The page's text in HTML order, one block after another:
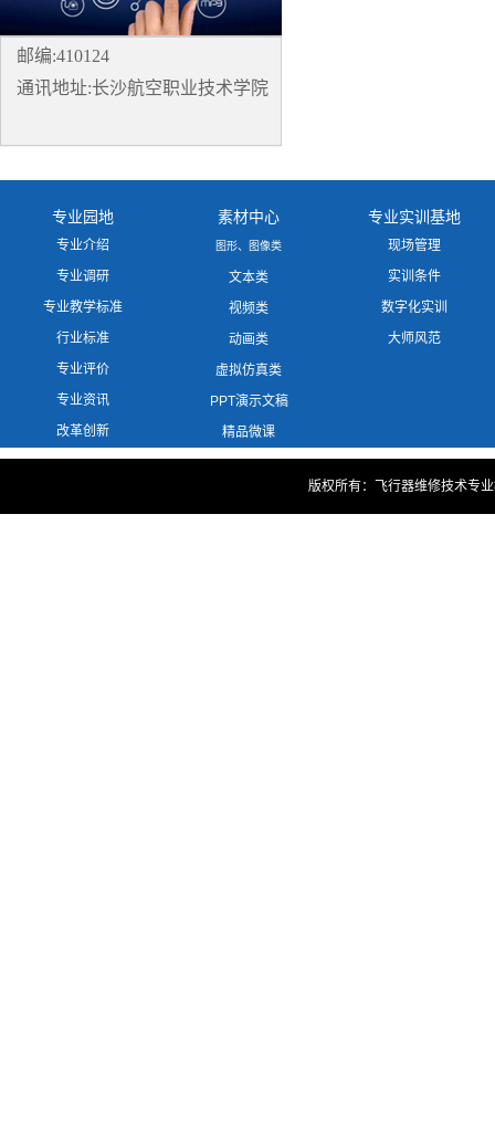
邮编:410124
通讯地址:长沙航空职业技术学院
专业园地
专业介绍
专业调研
专业教学标准
行业标准
专业评价
专业资讯
改革创新
素材中心
图形、图像类
文本类
视频类
动画类
虚拟仿真类
PPT演示文稿
精品微课
专业实训基地
现场管理
实训条件
数字化实训
大师风范
版权所有：飞行器维修技术